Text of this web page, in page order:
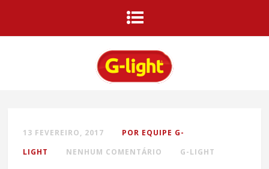
13 FEVEREIRO, 2017
POR EQUIPE G-
LIGHT
NENHUM COMENTÁRIO G-LIGHT